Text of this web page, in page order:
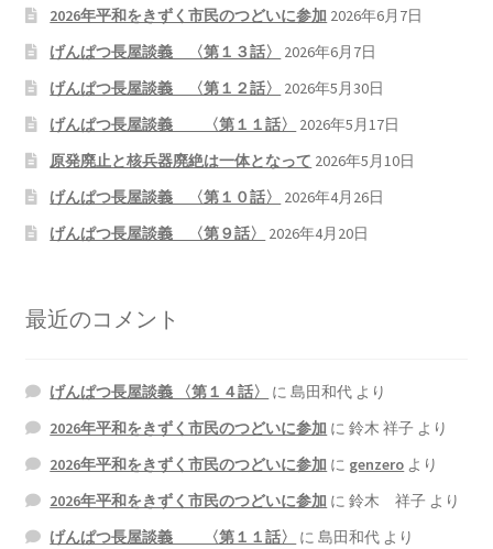
2026年平和をきずく市民のつどいに参加 2026年6月7日
げんぱつ長屋談義 〈第１３話〉
2026年6月7日
げんぱつ長屋談義 〈第１２話〉
2026年5月30日
げんぱつ長屋談義 〈第１１話〉
2026年5月17日
原発廃止と核兵器廃絶は一体となって 2026年5月10日
げんぱつ長屋談義 〈第１０話〉
2026年4月26日
げんぱつ長屋談義 〈第９話〉
2026年4月20日
最近のコメント
げんぱつ長屋談義 〈第１４話〉 に島田和代 より
2026年平和をきずく市民のつどいに参加 に鈴木 祥子 より
2026年平和をきずく市民のつどいに参加 に genzero より
2026年平和をきずく市民のつどいに参加 に鈴木 祥子 より
げんぱつ長屋談義 〈第１１話〉
に島田和代 より